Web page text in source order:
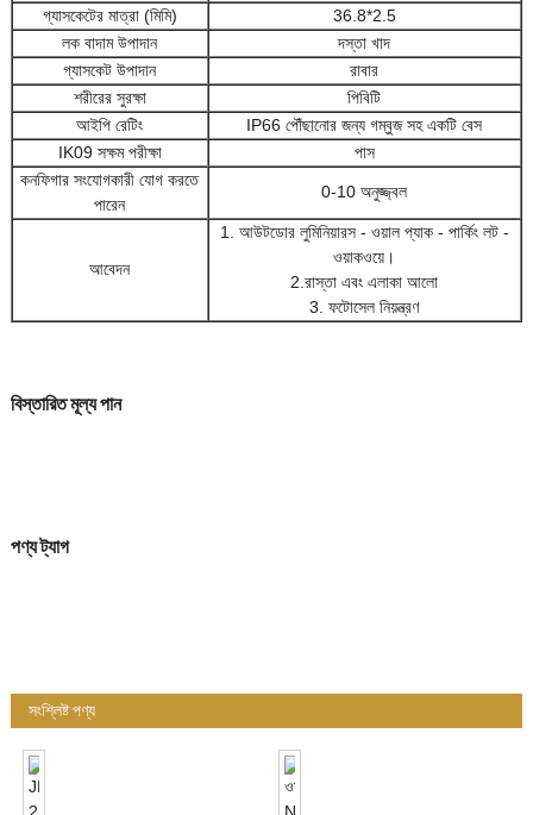
গ্যাসকেটের মাত্রা (মিমি)
36.8*2.5
লক বাদাম উপাদান
দস্তা খাদ
গ্যাসকেট উপাদান
রাবার
শরীরের সুরক্ষা
পিবিটি
আইপি রেটিং
IP66 পৌঁছানোর জন্য গম্বুজ সহ একটি বেস
IK09 সক্ষম পরীক্ষা
পাস
কনফিগার সংযোগকারী যোগ করতে
পারেন
0-10 অনুজ্জ্বল
আবেদন
1. আউটডোর লুমিনিয়ারস - ওয়াল প্যাক - পার্কিং লট -
ওয়াকওয়ে।
2.রাস্তা এবং এলাকা আলো
3. ফটোসেল নিয়ন্ত্রণ
বিস্তারিত মূল্য পান
পণ্য ট্যাগ
সংশ্লিষ্ট পণ্য